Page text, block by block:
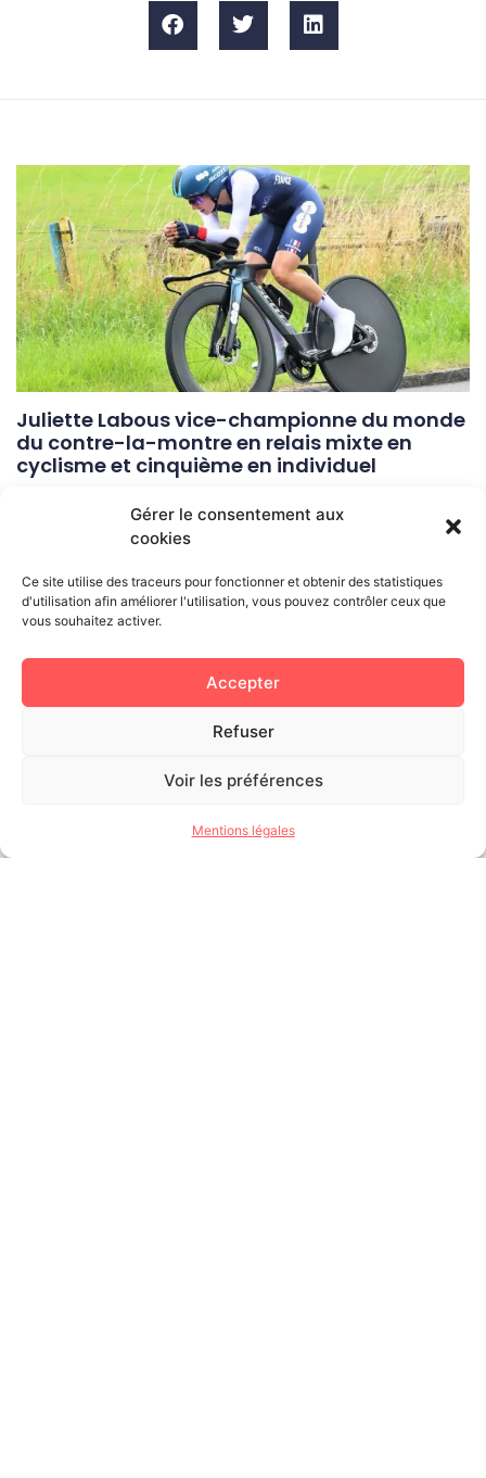
Gérer le consentement aux
cookies
Ce site utilise des traceurs pour fonctionner et obtenir des statistiques
d'utilisation afin améliorer l'utilisation, vous pouvez contrôler ceux que
vous souhaitez activer.
Accepter
Refuser
Voir les préférences
Mentions légales
Juliette Labous vice-championne du monde
du contre-la-montre en relais mixte en
cyclisme et cinquième en individuel
Le CEROU : Besançon, au cœur de la